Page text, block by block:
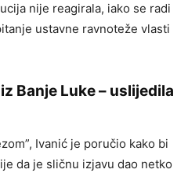
nije reagirala, iako se radi
ustavne ravnoteže vlasti
Banje Luke – uslijedila
Ivanić je poručio kako bi
da je sličnu izjavu dao netko